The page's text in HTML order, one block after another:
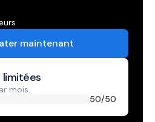
maintenant
limitées
mois.
50/50